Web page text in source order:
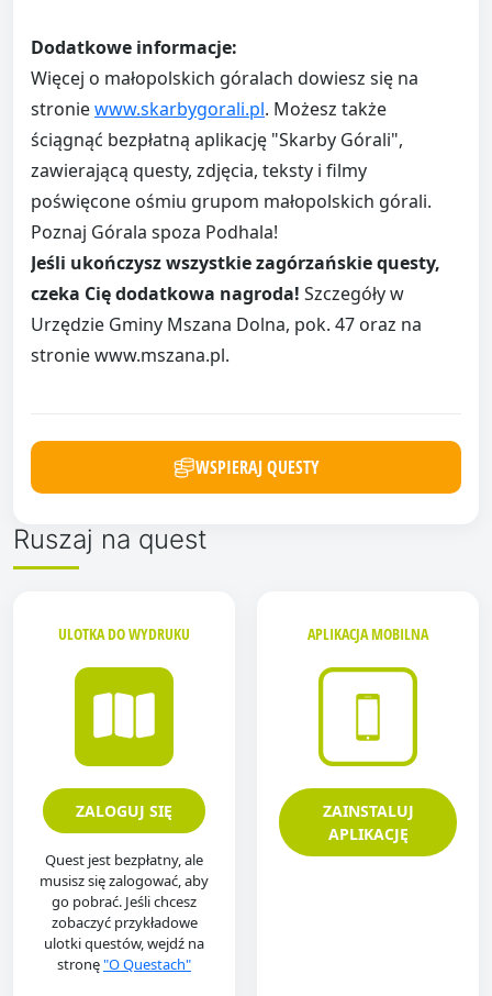
Dodatkowe informacje:
Więcej o małopolskich góralach dowiesz się na
stroniewww.skarbygorali.pl. Możesz także
ściągnąć bezpłatną aplikację "Skarby Górali",
zawierającą questy, zdjęcia, teksty i filmy
poświęcone ośmiu grupom małopolskich górali.
Poznaj Górala spoza Podhala!
Jeśli ukończysz wszystkie zagórzańskie questy,
czeka Cię dodatkowa nagroda! Szczegóły w
Urzędzie Gminy Mszana Dolna, pok. 47 oraz na
stronie www.mszana.pl.
WSPIERAJ QUESTY
Ruszaj na quest
ULOTKA DO WYDRUKU
ZALOGUJ SIĘ
Quest jest bezpłatny, ale
musisz się zalogować, aby
go pobrać. Jeśli chcesz
zobaczyć przykładowe
ulotki questów, wejdź na
stronę"O Questach"
APLIKACJA MOBILNA
ZAINSTALUJ
APLIKACJĘ